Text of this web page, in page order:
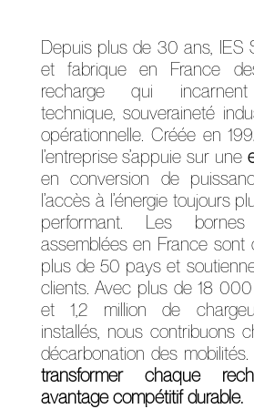
Depuis plus de 30 ans, IES
et fabrique en France
recharge qui incarnent
technique, souveraineté
opérationnelle. Créée en
l’entreprise s’appuie sur une
en conversion de
l’accès à l’énergie toujours
performant. Les
assemblées en France sont
plus de 50 pays et
clients. Avec plus de 18
et 1,2 million de
installés, nous contribuons
décarbonation des mobilités.
transformer chaque
avantage compétitif durable.